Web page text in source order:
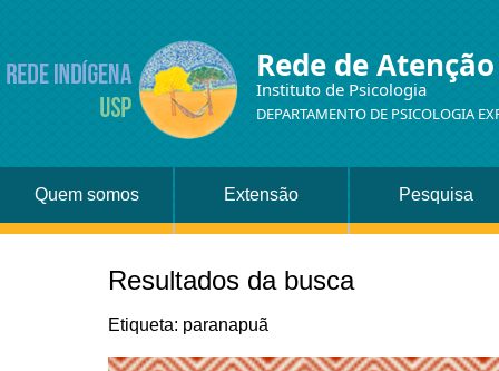
Rede de
Instituto de Psicologia
DEPARTAMENTO DE PSICOLOGIA
Quem somos Extensão Pesquisa
Resultados da busca
Etiqueta: paranapuã